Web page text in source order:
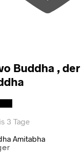
Buddha ,
3 Tage